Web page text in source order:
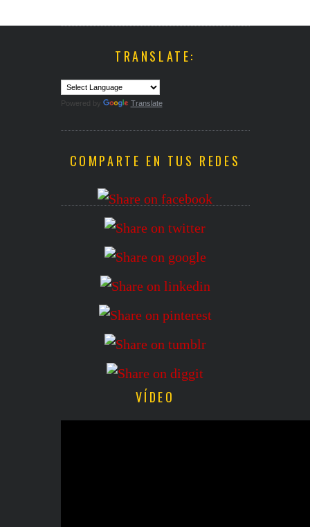
TRANSLATE:
Powered by Translate
COMPARTE EN TUS REDES
VÍDEO